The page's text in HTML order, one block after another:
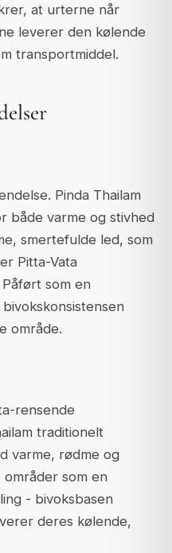
at urterne når
leverer den kølende
transportmiddel.
Pinda Thailam
både varme og stivhed
smertefulde led, som
Pitta-Vata
som en
område.
rensende
traditionelt
varme, rødme og
som en
- bivoksbasen
deres kølende,